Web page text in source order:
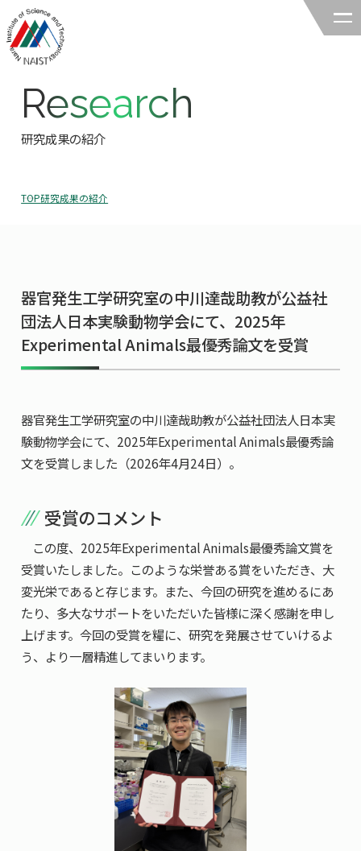
奈良先端科学技術大学院大学
領域の概要・特色
領域賞の紹介
研究室一覧
教員一覧
共用機器・設備紹介
NAIST Edge BIO
教育TOP
研究室への配属
5年一貫コースの
国際化教育プログラム
国際バイオゼミナール
国際学生ワークショップ
UCDリトリート
UCDオンラインゼミナール
キャリア
キャリアTOP
卒業生の声
就職支援
受験
研究＆授業
保護者の方へ
アクセス
お問い
合わせ
領域棟
教職員の方へ
地域・一般の方へ
企業・研究者の方へ
Research
研究成果の紹介
TOP研究成果の紹介
器官発生工学研究室の中川達哉助教が公益社
団法人日本実験動物学会にて、2025年
Experimental Animals最優秀論文を受賞
器官発生工学研究室の中川達哉助教が公益社団法人日本実
験動物学会にて、2025年Experimental Animals最優秀論
文を受賞しました（2026年4月24日）。
受賞のコメント
この度、 2025年Experimental Animals最優秀論文賞を
受賞いたしました。このような栄誉ある賞をいただき、大
変光栄であると存じます。また、今回の研究を進めるにあ
たり、多大なサポートをいただいた皆様に深く感謝を申し
上げます。今回の受賞を糧に、研究を発展させていけるよ
う、より一層精進してまいります。